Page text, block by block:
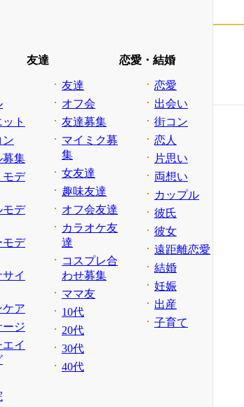
ト
ン
募集
モデ
モデ
モデ
イ
ケア
ージ
イ
友達
友達
オフ会
友達募集
マイミク募
集
女友達
趣味友達
オフ会友達
カラオケ友
達
コスプレ合
わせ募集
ママ友
10代
20代
30代
40代
恋愛・結婚
恋愛
出会い
街コン
恋人
片思い
両想い
カップル
彼氏
彼女
遠距離恋愛
結婚
妊娠
出産
子育て